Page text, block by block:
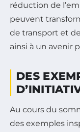
réduction de
peuvent
de transport et
ainsi à un avenir
DES
Au cours du
des exemples